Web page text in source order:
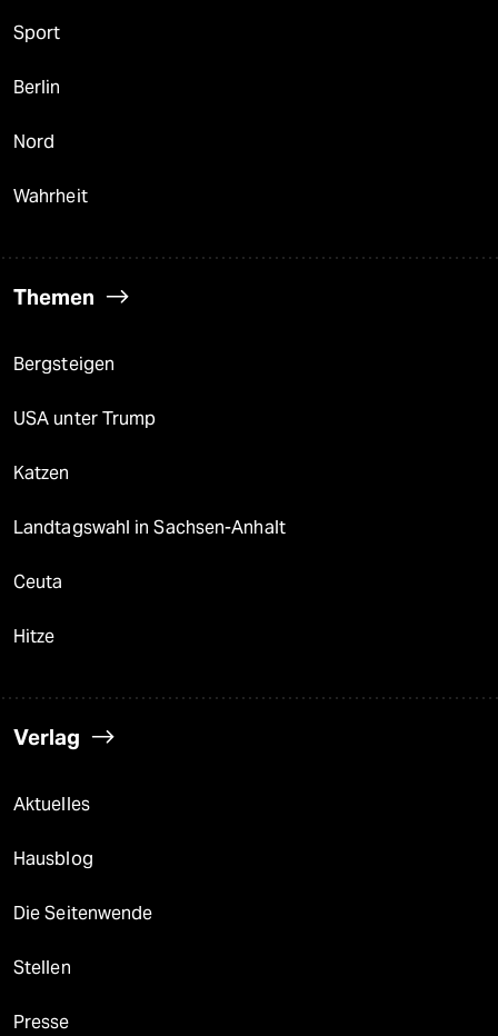
Sport
Berlin
Nord
Wahrheit
Themen
Bergsteigen
USA unter Trump
Katzen
Landtagswahl in Sachsen-Anhalt
Ceuta
Hitze
Verlag
Aktuelles
Hausblog
Die Seitenwende
Stellen
Presse